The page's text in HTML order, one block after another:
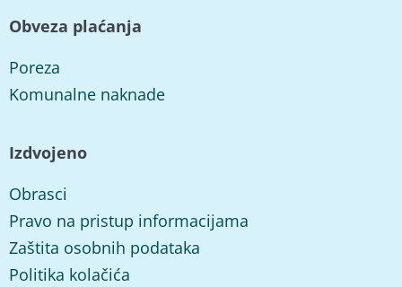
Obveza plaćanja
Poreza
Komunalne naknade
Izdvojeno
Obrasci
Pravo na pristup informacijama
Zaštita osobnih podataka
Politika kolačića